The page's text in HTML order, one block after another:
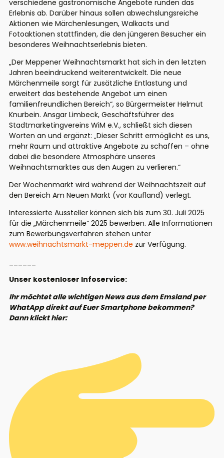
verschiedene gastronomische Angebote runden das
Erlebnis ab. Darüber hinaus sollen abwechslungsreiche
Aktionen wie Märchenlesungen, Walkacts und
Fotoaktionen stattfinden, die den jüngeren Besucher ein
besonderes Weihnachtserlebnis bieten.
„Der Meppener Weihnachtsmarkt hat sich in den letzten
Jahren beeindruckend weiterentwickelt. Die neue
Märchenmeile sorgt für zusätzliche Entlastung und
erweitert das bestehende Angebot um einen
familienfreundlichen Bereich“, so Bürgermeister Helmut
Knurbein. Ansgar Limbeck, Geschäftsführer des
Stadtmarketingvereins WiM e.V., schließt sich diesen
Worten an und ergänzt: „Dieser Schritt ermöglicht es uns,
mehr Raum und attraktive Angebote zu schaffen – ohne
dabei die besondere Atmosphäre unseres
Weihnachtsmarktes aus den Augen zu verlieren.“
Der Wochenmarkt wird während der Weihnachtszeit auf
den Bereich Am Neuen Markt (vor Kaufland) verlegt.
Interessierte Aussteller können sich bis zum 30. Juli 2025
für die „Märchenmeile“ 2025 bewerben. Alle Informationen
zum Bewerbungsverfahren stehen unter
www.weihnachtsmarkt-meppen.de zur Verfügung.
Unser kostenloser Infoservice:
Ihr möchtet alle wichtigen News aus dem Emsland per
WhatApp direkt auf Euer Smartphone bekommen?
Dann klickt hier: